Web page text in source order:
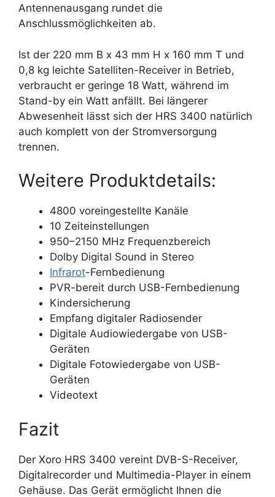
Antennenausgang rundet die
Anschlussmöglichkeiten ab.
Ist der 220 mm B x 43 mm H x 160 mm T und
0,8 kg leichte Satelliten-Receiver in Betrieb,
verbraucht er geringe 18 Watt, während im
Stand-by ein Watt anfällt. Bei längerer
Abwesenheit lässt sich der HRS 3400 natürlich
auch komplett von der Stromversorgung
trennen.
Weitere Produktdetails:
4800 voreingestellte Kanäle
10 Zeiteinstellungen
950–2150 MHz Frequenzbereich
Dolby Digital Sound in Stereo
Infrarot-Fernbedienung
PVR-bereit durch USB-Fernbedienung
Kindersicherung
Empfang digitaler Radiosender
Digitale Audiowiedergabe von USB-
Geräten
Digitale Fotowiedergabe von USB-
Geräten
Videotext
Fazit
Der Xoro HRS 3400 vereint DVB-S-Receiver,
Digitalrecorder und Multimedia-Player in einem
Gehäuse. Das Gerät ermöglicht Ihnen die